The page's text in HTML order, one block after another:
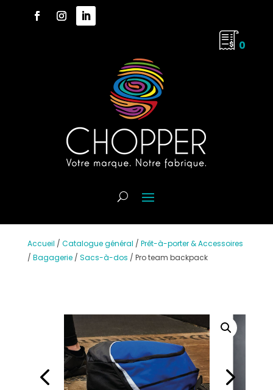
0
Accueil / Catalogue général / Prêt-à-porter & Accessoires
/ Bagagerie/ Sacs-à-dos / Pro team backpack